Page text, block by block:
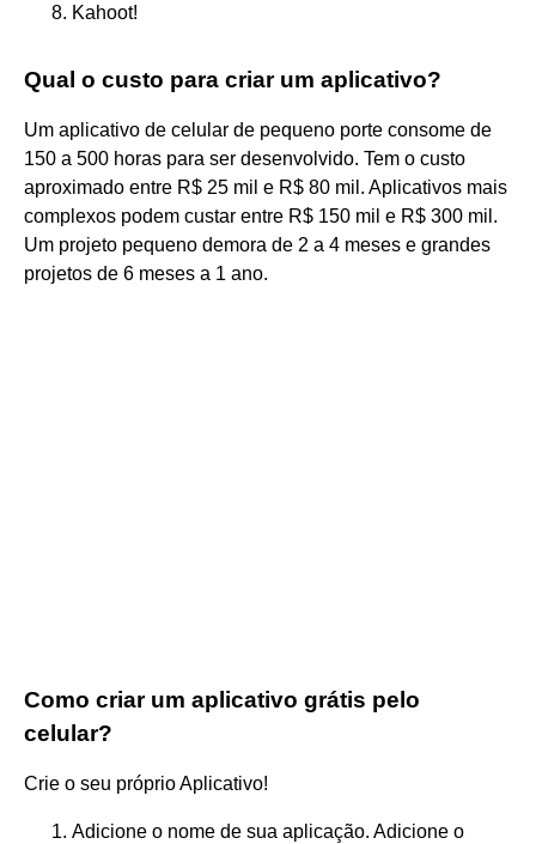
Kahoot!
Qual o custo para criar um aplicativo?
Um aplicativo de celular de pequeno porte consome de
150 a 500 horas para ser desenvolvido. Tem o custo
aproximado entre R$ 25 mil e R$ 80 mil. Aplicativos mais
complexos podem custar entre R$ 150 mil e R$ 300 mil.
Um projeto pequeno demora de 2 a 4 meses e grandes
projetos de 6 meses a 1 ano.
Como criar um aplicativo grátis pelo
celular?
Crie o seu próprio Aplicativo!
Adicione o nome de sua aplicação. Adicione o